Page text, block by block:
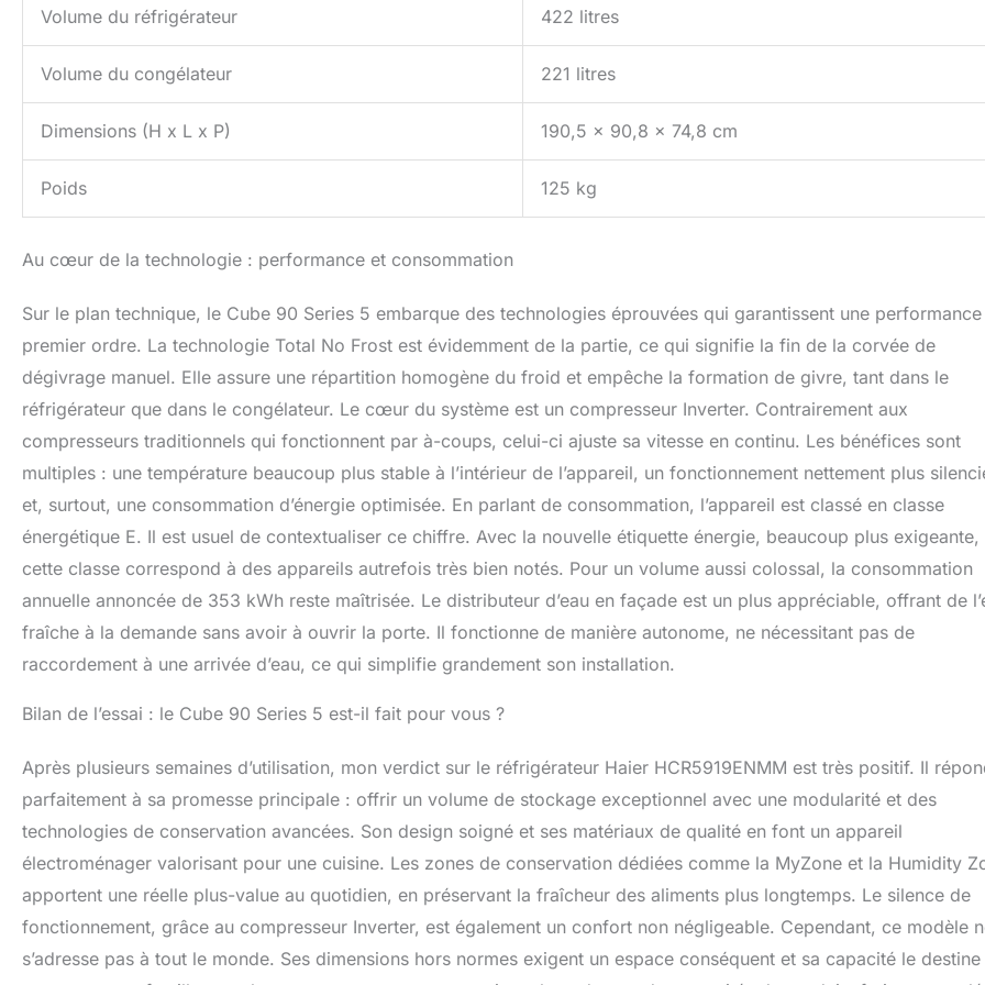
Volume du réfrigérateur 422 litres
Volume du congélateur 221 litres
Dimensions (H x L x P) 190,5 x 90,8 x 74,8 cm
Poids 125 kg
Au cœur de la technologie : performance et consommation
Sur le plan technique, le Cube 90 Series 5 embarque des technologies éprouvées qui garantissent une
premier ordre. La technologie Total No Frost est évidemment de la partie, ce qui signifie la fin de la corvée de
dégivrage manuel. Elle assure une répartition homogène du froid et empêche la formation de givre, tant dans le
réfrigérateur que dans le congélateur. Le cœur du système est un compresseur Inverter. Contrairement aux
compresseurs traditionnels qui fonctionnent par à-coups, celui-ci ajuste sa vitesse en continu. Les bénéfices sont
multiples : une température beaucoup plus stable à l’intérieur de l’appareil, un fonctionnement nettement plus
et, surtout, une consommation d’énergie optimisée. En parlant de consommation, l’appareil est classé en classe
énergétique E. Il est usuel de contextualiser ce chiffre. Avec la nouvelle étiquette énergie, beaucoup plus exigeante,
cette classe correspond à des appareils autrefois très bien notés. Pour un volume aussi colossal, la consommation
annuelle annoncée de 353 kWh reste maîtrisée. Le distributeur d’eau en façade est un plus appréciable, offrant de
fraîche à la demande sans avoir à ouvrir la porte. Il fonctionne de manière autonome, ne nécessitant pas de
raccordement à une arrivée d’eau, ce qui simplifie grandement son installation.
Bilan de l’essai : le Cube 90 Series 5 est-il fait pour vous ?
Après plusieurs semaines d’utilisation, mon verdict sur le réfrigérateur Haier HCR5919ENMM est très positif. Il
parfaitement à sa promesse principale : offrir un volume de stockage exceptionnel avec une modularité et des
technologies de conservation avancées. Son design soigné et ses matériaux de qualité en font un appareil
électroménager valorisant pour une cuisine. Les zones de conservation dédiées comme la MyZone et la Humidity
apportent une réelle plus-value au quotidien, en préservant la fraîcheur des aliments plus longtemps. Le silence de
fonctionnement, grâce au compresseur Inverter, est également un confort non négligeable. Cependant, ce modèle
s’adresse pas à tout le monde. Ses dimensions hors normes exigent un espace conséquent et sa capacité le destine